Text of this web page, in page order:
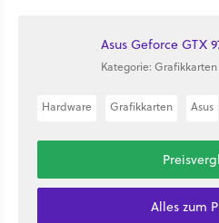
Asus Geforce GTX
Kategorie: Grafikkarten
Hardware Grafikkarten Asus
Alles zum